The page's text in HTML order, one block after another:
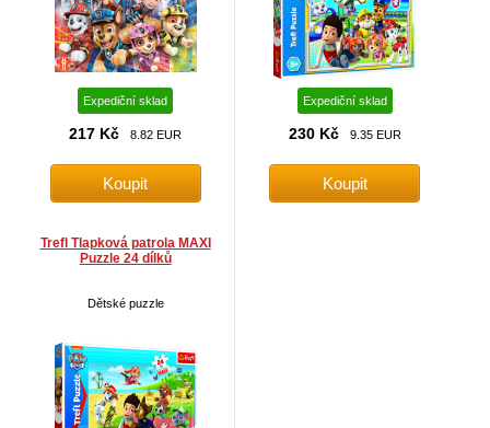
Expediční sklad
217 Kč 8.82 EUR
Expediční sklad
230 Kč 9.35 EUR
Trefl Tlapková patrola MAXI
Puzzle 24 dílků
Dětské puzzle